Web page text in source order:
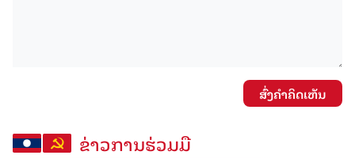
ສົ່ງຄໍາຄິດເຫັນ
ຂ່າວການຮ່ວມມື